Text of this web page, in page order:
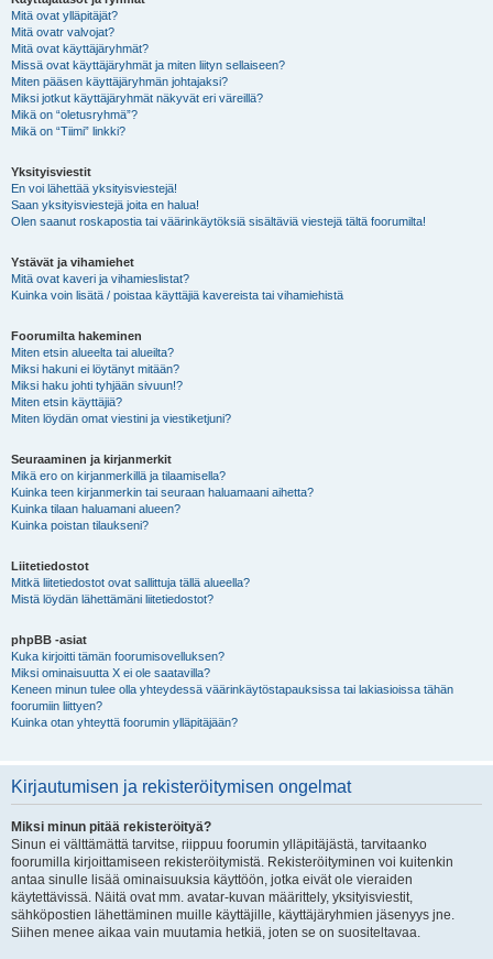
Mitä ovat ylläpitäjät?
Mitä ovatr valvojat?
Mitä ovat käyttäjäryhmät?
Missä ovat käyttäjäryhmät ja miten liityn sellaiseen?
Miten pääsen käyttäjäryhmän johtajaksi?
Miksi jotkut käyttäjäryhmät näkyvät eri väreillä?
Mikä on “oletusryhmä”?
Mikä on “Tiimi” linkki?
Yksityisviestit
En voi lähettää yksityisviestejä!
Saan yksityisviestejä joita en halua!
Olen saanut roskapostia tai väärinkäytöksiä sisältäviä viestejä tältä foorumilta!
Ystävät ja vihamiehet
Mitä ovat kaveri ja vihamieslistat?
Kuinka voin lisätä / poistaa käyttäjiä kavereista tai vihamiehistä
Foorumilta hakeminen
Miten etsin alueelta tai alueilta?
Miksi hakuni ei löytänyt mitään?
Miksi haku johti tyhjään sivuun!?
Miten etsin käyttäjiä?
Miten löydän omat viestini ja viestiketjuni?
Seuraaminen ja kirjanmerkit
Mikä ero on kirjanmerkillä ja tilaamisella?
Kuinka teen kirjanmerkin tai seuraan haluamaani aihetta?
Kuinka tilaan haluamani alueen?
Kuinka poistan tilaukseni?
Liitetiedostot
Mitkä liitetiedostot ovat sallittuja tällä alueella?
Mistä löydän lähettämäni liitetiedostot?
phpBB -asiat
Kuka kirjoitti tämän foorumisovelluksen?
Miksi ominaisuutta X ei ole saatavilla?
Keneen minun tulee olla yhteydessä väärinkäytöstapauksissa tai lakiasioissa tähän
foorumiin liittyen?
Kuinka otan yhteyttä foorumin ylläpitäjään?
Kirjautumisen ja rekisteröitymisen ongelmat
Miksi minun pitää rekisteröityä?
Sinun ei välttämättä tarvitse, riippuu foorumin ylläpitäjästä, tarvitaanko
foorumilla kirjoittamiseen rekisteröitymistä. Rekisteröityminen voi kuitenkin
antaa sinulle lisää ominaisuuksia käyttöön, jotka eivät ole vieraiden
käytettävissä. Näitä ovat mm. avatar-kuvan määrittely, yksityisviestit,
sähköpostien lähettäminen muille käyttäjille, käyttäjäryhmien jäsenyys jne.
Siihen menee aikaa vain muutamia hetkiä, joten se on suositeltavaa.